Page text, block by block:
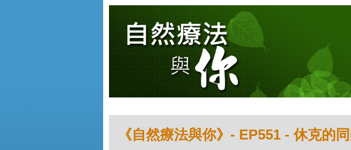
《自然療法與你》- EP551 - 休克的